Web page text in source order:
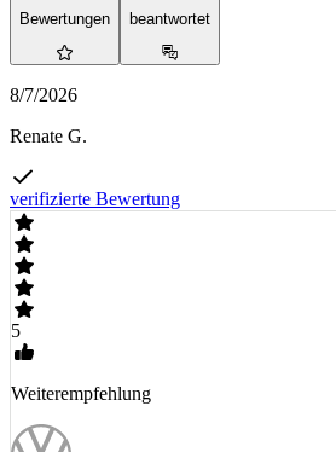
Bewertungen
beantwortet
8/7/2026
Renate G.
verifizierte Bewertung
5
Weiterempfehlung